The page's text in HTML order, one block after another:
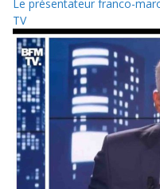
Le présentateur franco-
TV